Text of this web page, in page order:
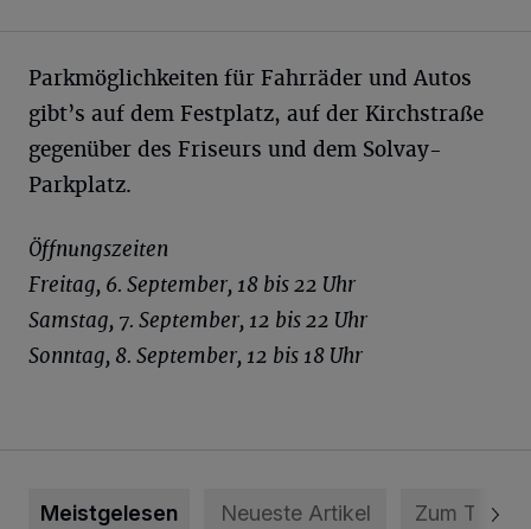
Parkmöglichkeiten für Fahrräder und Autos
gibt’s auf dem Festplatz, auf der Kirchstraße
gegenüber des Friseurs und dem Solvay-
Parkplatz.
Öffnungszeiten
Freitag, 6. September, 18 bis 22 Uhr
Samstag, 7. September, 12 bis 22 Uhr
Sonntag, 8. September, 12 bis 18 Uhr
Meistgelesen Neueste Artikel Zum Thema